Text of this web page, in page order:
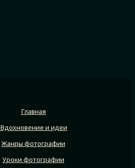
Главная
Вдохновение и идеи
Жанры фотографии
Уроки фотографии